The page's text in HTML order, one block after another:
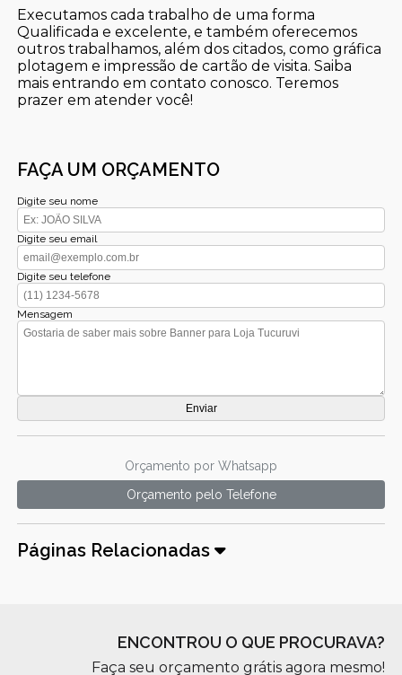
Executamos cada trabalho de uma forma
Qualificada e excelente, e também oferecemos
outros trabalhamos, além dos citados, como gráfica
plotagem e impressão de cartão de visita. Saiba
mais entrando em contato conosco. Teremos
prazer em atender você!
FAÇA UM ORÇAMENTO
Digite seu nome
Digite seu email
Digite seu telefone
Mensagem
Orçamento por Whatsapp
Orçamento pelo Telefone
Páginas Relacionadas
ENCONTROU O QUE PROCURAVA?
Faça seu orçamento grátis agora mesmo!